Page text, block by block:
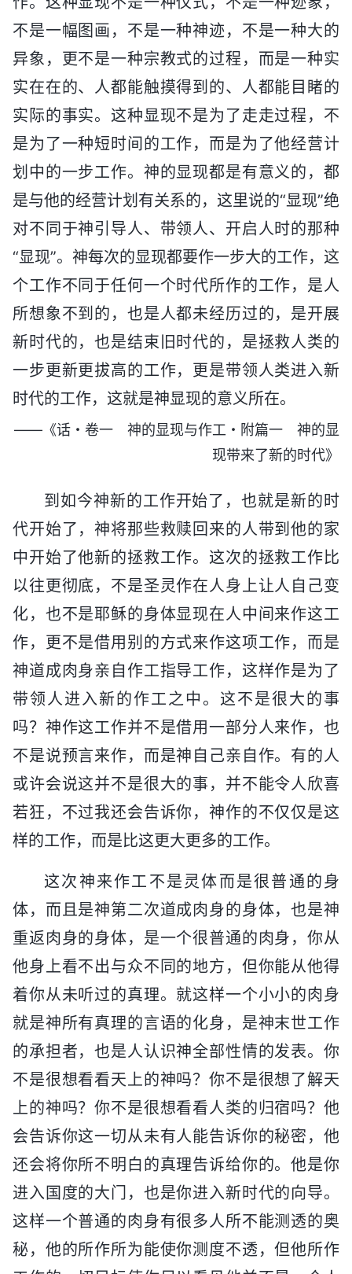
不是一幅图画，不是一种神迹，不是一种大的
异象，更不是一种宗教式的过程，而是一种实
实在在的、人都能触摸得到的、人都能目睹的
实际的事实。这种显现不是为了走走过程，不
是为了一种短时间的工作，而是为了他经营计
划中的一步工作。神的显现都是有意义的，都
是与他的经营计划有关系的，这里说的“显现”绝
对不同于神引导人、带领人、开启人时的那种
“显现”。神每次的显现都要作一步大的工作，这
个工作不同于任何一个时代所作的工作，是人
所想象不到的，也是人都未经历过的，是开展
新时代的，也是结束旧时代的，是拯救人类的
一步更新更拔高的工作，更是带领人类进入新
时代的工作，这就是神显现的意义所在。
——《话・卷一 神的显现与作工・附篇一 神的显
现带来了新的时代》
到如今神新的工作开始了，也就是新的时
代开始了，神将那些救赎回来的人带到他的家
中开始了他新的拯救工作。这次的拯救工作比
以往更彻底，不是圣灵作在人身上让人自己变
化，也不是耶稣的身体显现在人中间来作这工
作，更不是借用别的方式来作这项工作，而是
神道成肉身亲自作工指导工作，这样作是为了
带领人进入新的作工之中。这不是很大的事
吗？神作这工作并不是借用一部分人来作，也
不是说预言来作，而是神自己亲自作。有的人
或许会说这并不是很大的事，并不能令人欣喜
若狂，不过我还会告诉你，神作的不仅仅是这
样的工作，而是比这更大更多的工作。
这次神来作工不是灵体而是很普通的身
体，而且是神第二次道成肉身的身体，也是神
重返肉身的身体，是一个很普通的肉身，你从
他身上看不出与众不同的地方，但你能从他得
着你从未听过的真理。就这样一个小小的肉身
就是神所有真理的言语的化身，是神末世工作
的承担者，也是人认识神全部性情的发表。你
不是很想看看天上的神吗？你不是很想了解天
上的神吗？你不是很想看看人类的归宿吗？他
会告诉你这一切从未有人能告诉你的秘密，他
还会将你所不明白的真理告诉给你的。他是你
进入国度的大门，也是你进入新时代的向导。
这样一个普通的肉身有很多人所不能测透的奥
秘，他的所作所为能使你测度不透，但他所作